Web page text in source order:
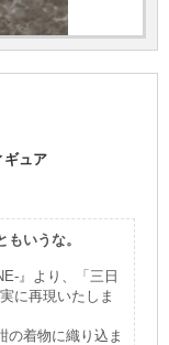
ギュア
いうな。
』より、「三日
に再現いたしま
の着物に織り込ま